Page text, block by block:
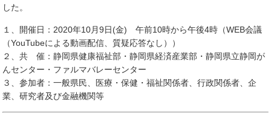
した。
１、開催日：2020年10月9日(金) 午前10時から午後4時（WEB会議
（YouTubeによる動画配信、質疑応答なし））
２、共 催：静岡県健康福祉部・静岡県経済産業部・静岡県立静岡が
んセンター・ファルマバレーセンター
３、参加者：一般県民、医療・保健・福祉関係者、行政関係者、企
業、研究者及び金融機関等